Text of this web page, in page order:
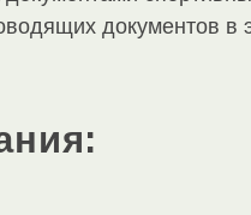
документов в